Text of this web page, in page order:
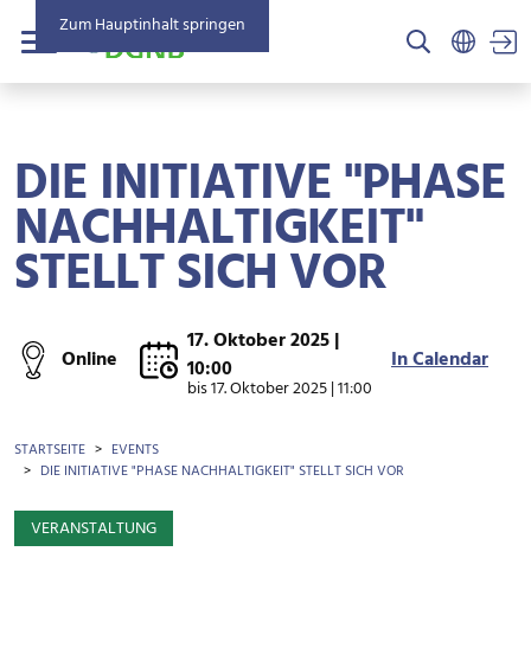
Zum Hauptinhalt springen
Menü
DIE INITIATIVE "PHASE
NACHHALTIGKEIT"
STELLT SICH VOR
Online
17. Oktober 2025 |
10:00
bis17. Oktober 2025 | 11:00
In Calendar
BROTKRÜMEL
STARTSEITE
EVENTS
DIE INITIATIVE "PHASE NACHHALTIGKEIT" STELLT SICH VOR
VERANSTALTUNG